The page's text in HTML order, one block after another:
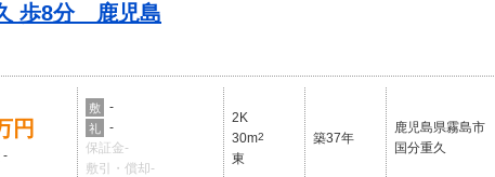
歩8分 鹿児島
円
-
敷 -
礼
-
保証金-
敷引・償却-
2K
30m2
東
築37年
鹿児島県霧島市
国分重久